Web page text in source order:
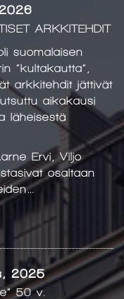
ARKKITEHDIT
suomalaisen
”kultakautta”,
arkkitehdit jättivät
aikakausi
läheisestä
Ervi, Viljo
osaltaan
2025
50 v.